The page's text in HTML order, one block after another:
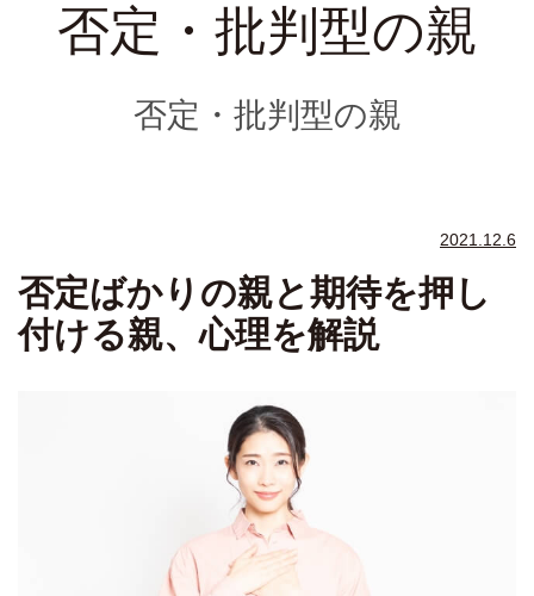
否定・批判型の親
否定・批判型の親
2021.12.6
否定ばかりの親と期待を押し
付ける親、心理を解説